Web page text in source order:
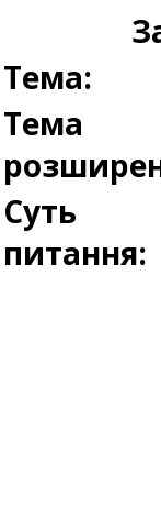
Тема:
Тема
Суть
питання: